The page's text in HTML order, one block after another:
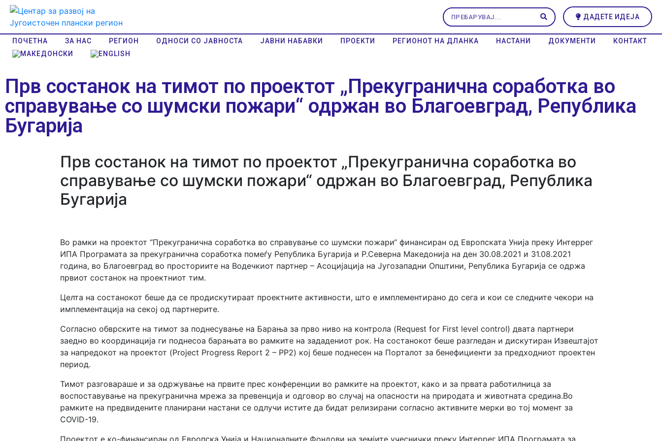
ДАДЕТЕ ИДЕЈА
ПОЧЕТНА ЗА НАС РЕГИОН ОДНОСИ СО ЈАВНОСТА ЈАВНИ НАБАВКИ ПРОЕКТИ РЕГИОНОТ НА ДЛАНКА НАСТАНИ ДОКУМЕНТИ КОНТАКТ
Прв состанок на тимот по проектот „Прекугранична соработка во
справување со шумски пожари“ одржан во Благоевград, Република
Бугарија
Прв состанок на тимот по проектот „Прекугранична соработка во
справување со шумски пожари“ одржан во Благоевград, Република
Бугарија
Во рамки на проектот “Прекугранична соработка во справување со шумски пожари“ финансиран од Европската Унија преку Интеррег
ИПА Програмата за прекугранична соработка помеѓу Република Бугарија и Р.Северна Македонија на ден 30.08.2021 и 31.08.2021
година, во Благоевград во просториите на Водечкиот партнер – Асоцијација на Југозападни Општини, Република Бугарија се одржа
првиот состанок на проектниот тим.
Целта на состанокот беше да се продискутираат проектните активности, што е имплементирано до сега и кои се следните чекори на
имплементација на секој од партнерите.
Согласно обврските на тимот за поднесување на Барања за прво ниво на контрола (Request for First level control) двата партнери
заедно во координација ги поднесоа барањата во рамките на зададениот рок. На состанокот беше разгледан и дискутиран Извештајот
за напредокот на проектот (Project Progress Report 2 – PP2) кој беше поднесен на Порталот за бенефициенти за предходниот проектен
период.
Тимот разговараше и за одржување на првите прес конференции во рамките на проектот, како и за првата работилница за
воспоставување на прекугранична мрежа за превенција и одговор во случај на опасности на природата и животната средина.Во
рамките на предвидените планирани настани се одлучи истите да бидат релизирани согласно активните мерки во тој момент за
COVID-19.
Проектот е ко-финансиран од Европска Унија и Националните Фондови на земјите учеснички преку Интеррег ИПА Програмата за